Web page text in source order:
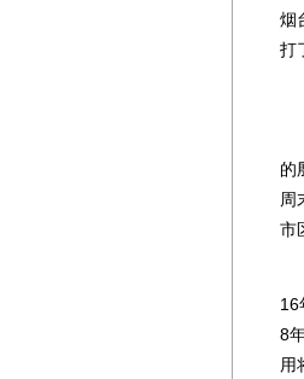
烟
打
的
周
市
16
8
用